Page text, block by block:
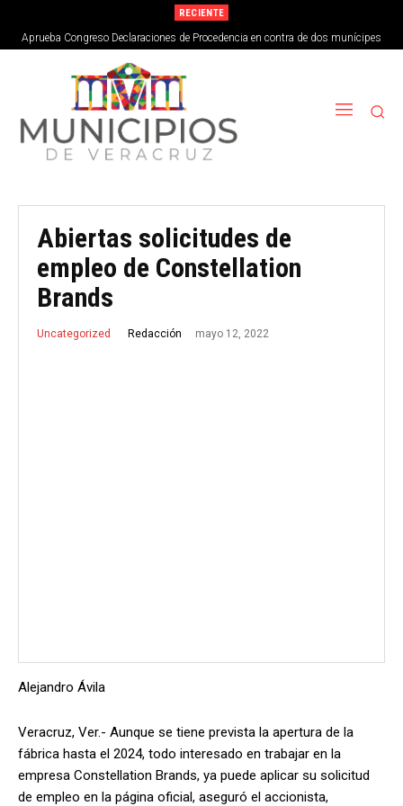
RECIENTE
Aprueba Congreso Declaraciones de Procedencia en contra de dos munícipes
Abiertas solicitudes de
empleo de Constellation
Brands
Uncategorized Redacción mayo 12, 2022
Alejandro Ávila
Veracruz, Ver.- Aunque se tiene prevista la apertura de la
fábrica hasta el 2024, todo interesado en trabajar en la
empresa Constellation Brands, ya puede aplicar su solicitud
de empleo en la página oficial, aseguró el accionista,